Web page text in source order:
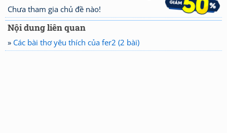
Chưa tham gia chủ đề nào!
Nội dung liên quan
» Các bài thơ yêu thích của fer2 (2 bài)